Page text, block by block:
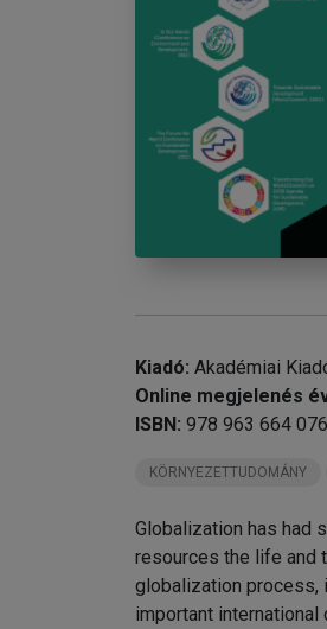
Kiadó: Akadémiai
Online megjelenés
ISBN: 978 963 664
KÖRNYEZETTUDOMÁNY
Globalization has had
resources the life and
globalization process,
important